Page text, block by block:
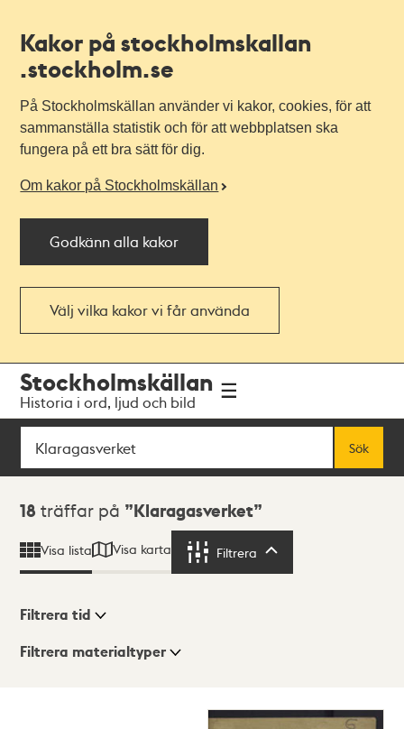
Kakor på stockholmskallan
.stockholm.se
På Stockholmskällan använder vi kakor, cookies, för att
sammanställa statistik och för att webbplatsen ska
fungera på ett bra sätt för dig.
Om kakor på Stockholmskällan
Godkänn alla kakor
Välj vilka kakor vi får använda
navigationen
huvudinnehållet
Stockholmskällan
Historia i ord, ljud och bild
Sök
Sök
Sökresultat
18 träffar på Klaragasverket
Visa lista Visa karta Filtrera
Visningsläge
Filtrera tid
Filtrera materialtyper